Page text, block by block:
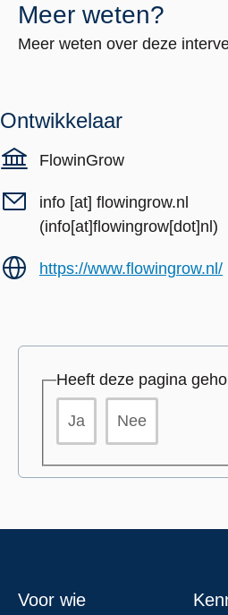
Meer weten?
Meer weten over deze
Ontwikkelaar
FlowinGrow
info [at] flowingrow.nl
(info[at]flowingrow[dot]nl)
https://www.flowingrow.nl/
Heeft deze pagina
Ja Nee
Footer
Voor wie